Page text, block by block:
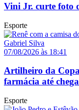
Vini Jr. curte foto
Esporte
07/08/2026 às 18:41
Artilheiro da
farmácia até
Esporte